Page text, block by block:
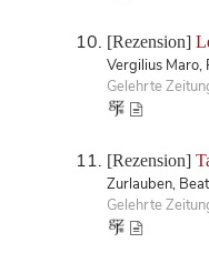
[Rezension]
Vergilius Maro,
Gelehrte
[Rezension]
Zurlauben,
Gelehrte